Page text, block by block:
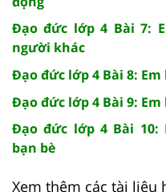
Đạo đức lớp 4 Bài 7:
người khác
Đạo đức lớp 4 Bài 8: Em
Đạo đức lớp 4 Bài 9:
Đạo đức lớp 4 Bài 10:
bạn bè
Xem thêm các tài liệu